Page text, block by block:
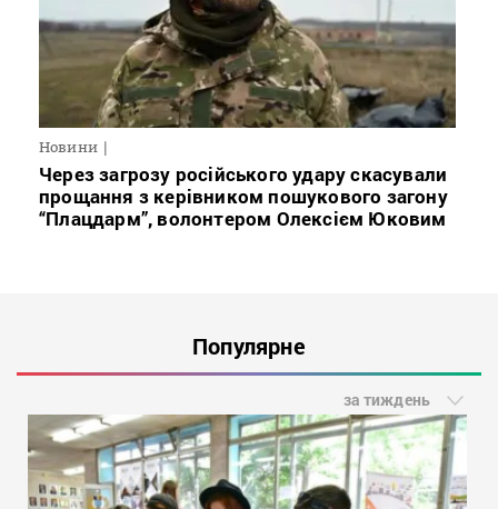
Новини
Через загрозу російського удару скасували
прощання з керівником пошукового загону
“Плацдарм”, волонтером Олексієм Юковим
Популярне
за тиждень